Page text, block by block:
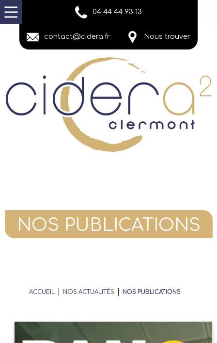
04 44 44 93 13
contact@cidera.fr Nous trouver
Actualités
NOS PUBLICATIONS
ACCUEIL NOS ACTUALITÉS NOS PUBLICATIONS